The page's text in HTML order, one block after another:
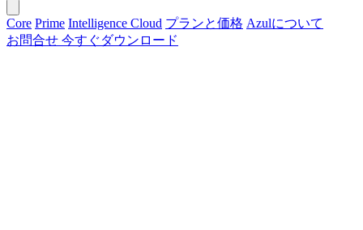
Core Prime Intelligence Cloud プランと価格 Azulについて
お問合せ 今すぐダウンロード